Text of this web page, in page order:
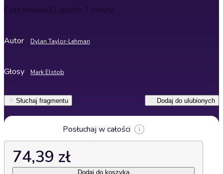
Czas trwania11 godzin 2 minuty
Autor Dylan Taylor-Lehman
Głosy Mark Elstob
Słuchaj fragmentu Dodaj do ulubionych
Posłuchaj w całości
74,39 zł
Dodaj do koszyka